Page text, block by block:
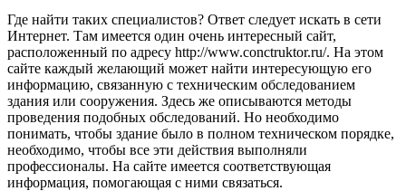
Где найти таких специалистов? Ответ следует искать в сети
Интернет. Там имеется один очень интересный сайт,
расположенный по адресу http://www.conctruktor.ru/. На этом
сайте каждый желающий может найти интересующую его
информацию, связанную с техническим обследованием
здания или сооружения. Здесь же описываются методы
проведения подобных обследований. Но необходимо
понимать, чтобы здание было в полном техническом порядке,
необходимо, чтобы все эти действия выполняли
профессионалы. На сайте имеется соответствующая
информация, помогающая с ними связаться.